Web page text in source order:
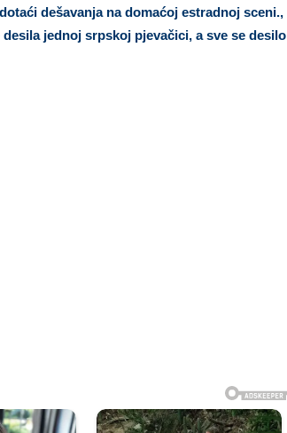
dešavanja na domaćoj estradnoj sceni.,
jednoj srpskoj pjevačici, a sve se desilo